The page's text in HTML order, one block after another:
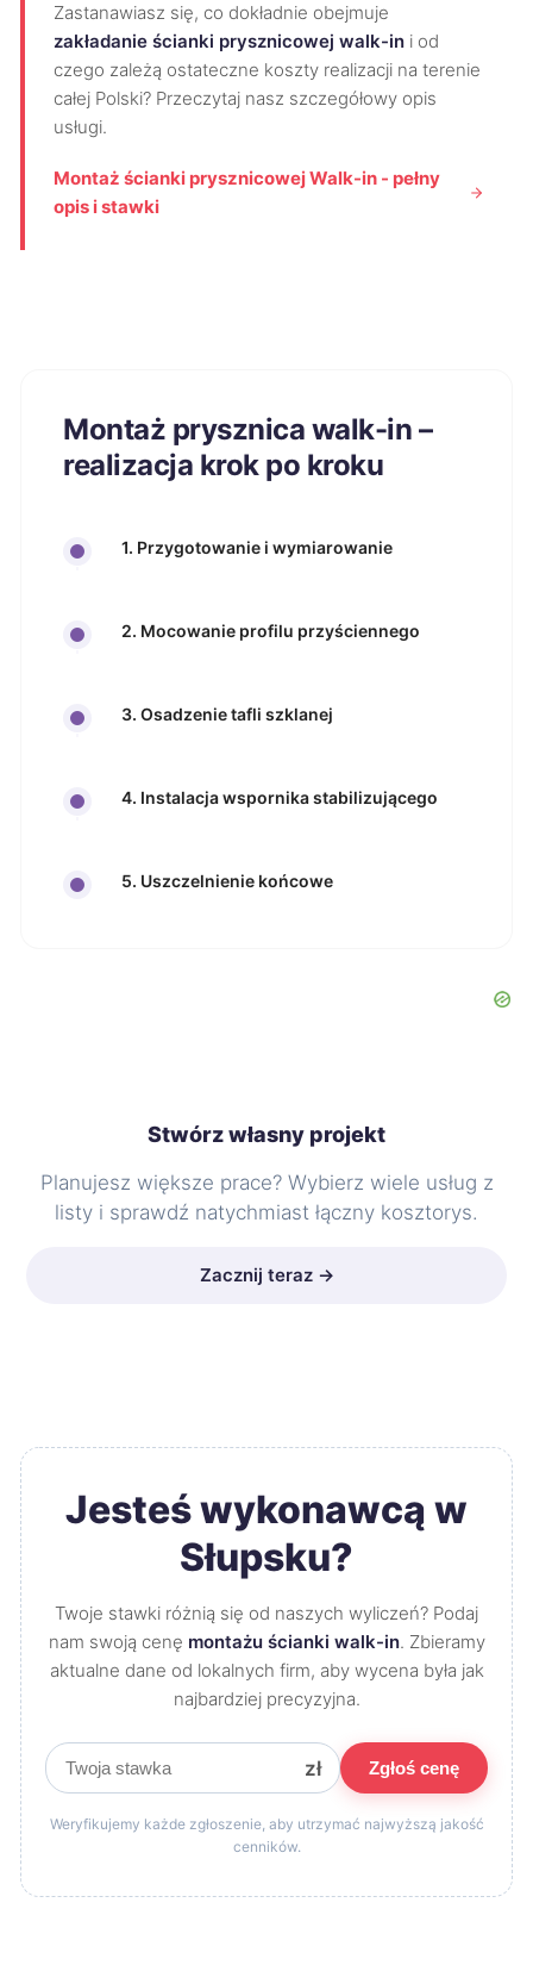
Zastanawiasz się, co dokładnie obejmuje
zakładanie ścianki prysznicowej walk-in i od
czego zależą ostateczne koszty realizacji na terenie
całej Polski? Przeczytaj nasz szczegółowy opis
usługi.
Montaż ścianki prysznicowej Walk-in - pełny
opis i stawki
Montaż prysznica walk-in –
realizacja krok po kroku
1. Przygotowanie i wymiarowanie
2. Mocowanie profilu przyściennego
3. Osadzenie tafli szklanej
4. Instalacja wspornika stabilizującego
5. Uszczelnienie końcowe
Stwórz własny projekt
Planujesz większe prace? Wybierz wiele usług z
listy i sprawdź natychmiast łączny kosztorys.
Zacznij teraz →
Jesteś wykonawcą w
Słupsku?
Twoje stawki różnią się od naszych wyliczeń? Podaj
nam swoją cenę montażu ścianki walk-in. Zbieramy
aktualne dane od lokalnych firm, aby wycena była jak
najbardziej precyzyjna.
zł Zgłoś cenę
Weryfikujemy każde zgłoszenie, aby utrzymać najwyższą jakość
cenników.